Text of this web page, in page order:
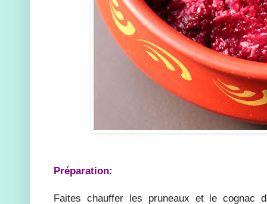
Préparation:
Faites chauffer les pruneaux et le cognac